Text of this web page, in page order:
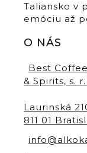
Taliansko v
emóciu až
O NÁS
Best Coffee
& Spirits, s.
Laurinská
811 01